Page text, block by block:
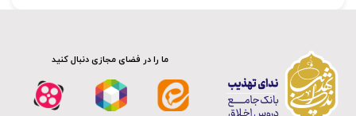
ما را در فضای مجازی دنبال کنید